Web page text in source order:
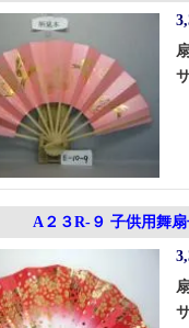
A２３R-９ 子供用舞